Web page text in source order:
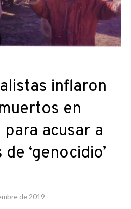
inflaron
en
acusar a
‘genocidio’
de 2019